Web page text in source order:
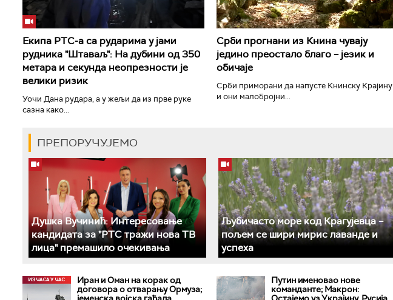
Екипа РТС-а са рударима у јами
рудника "Штаваљ": На дубини од 350
метара и секунда неопрезности је
велики ризик
Уочи Дана рудара, а у жељи да из прве руке
сазна како...
Срби прогнани из Книна чувају
једино преостало благо – језик и
обичаје
Срби приморани да напусте Книнску Крајину
и они малобројни...
ПРЕПОРУЧУЈЕМО
Душка Вучинић: Интересовање
кандидата за "РТС тражи нова ТВ
лица" премашило очекивања
Љубичасто море код Крагујевца –
пољем се шири мирис лаванде и
успеха
Иран и Оман на корак од
договора о отварању Ормуза;
Путин именовао нове
команданте; Макрон: